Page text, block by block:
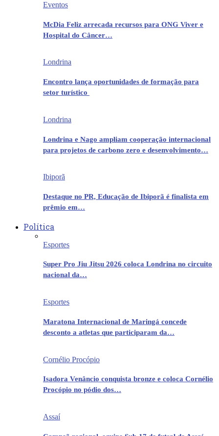
Eventos
McDia Feliz arrecada recursos para ONG Viver e
Hospital do Câncer…
Londrina
Encontro lança oportunidades de formação para
setor turístico
Londrina
Londrina e Nago ampliam cooperação internacional
para projetos de carbono zero e desenvolvimento…
Ibiporã
Destaque no PR, Educação de Ibiporã é finalista em
prêmio em…
Política
Esportes
Super Pro Jiu Jitsu 2026 coloca Londrina no circuito
nacional da…
Esportes
Maratona Internacional de Maringá concede
desconto a atletas que participaram da…
Cornélio Procópio
Isadora Venâncio conquista bronze e coloca Cornélio
Procópio no pódio dos…
Assaí